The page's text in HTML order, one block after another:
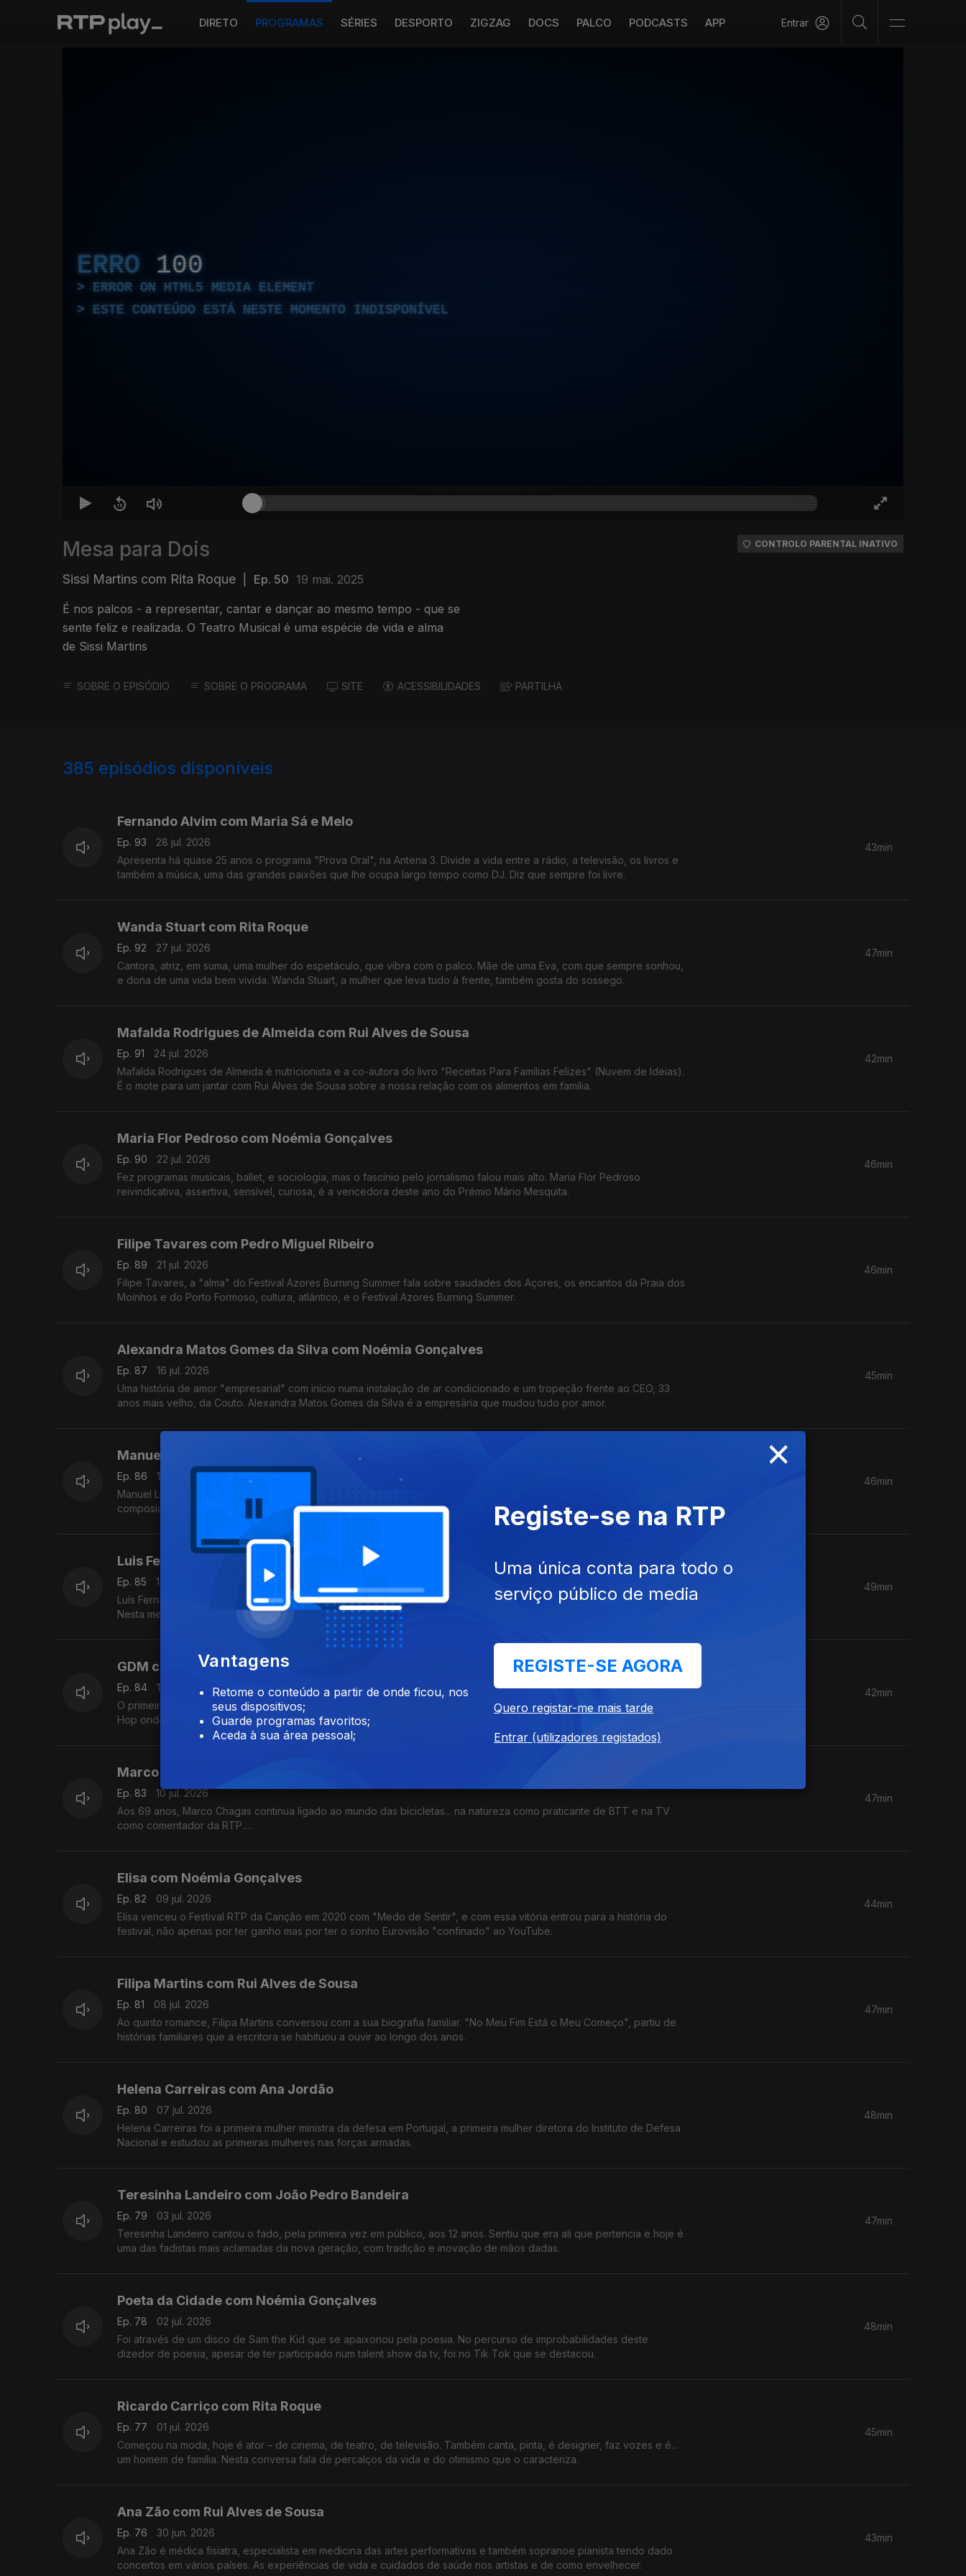
DIRETO PROGRAMAS SÉRIES DESPORTO ZIGZAG DOCS PALCO PODCASTS APP Entrar
ERRO 100
ERROR ON HTML5 MEDIA ELEMENT
ESTE CONTEÚDO ESTÁ NESTE MOMENTO INDISPONÍVEL
Mesa para Dois
Sissi Martins com Rita Roque Ep. 50 19 mai. 2025
É nos palcos - a representar, cantar e dançar ao mesmo tempo - que se
sente feliz e realizada. O Teatro Musical é uma espécie de vida e alma
de Sissi Martins
CONTROLO PARENTAL INATIVO
SOBRE O EPISÓDIO SOBRE O PROGRAMA SITE ACESSIBILIDADES PARTILHA
385 episódios disponíveis
Fernando Alvim com Maria Sá e Melo
Ep. 93
28 jul. 2026
Apresenta há quase 25 anos o programa "Prova Oral", na Antena 3. Divide a vida entre a rádio, a televisão, os livros e
também a música, uma das grandes paixões que lhe ocupa largo tempo como DJ. Diz que sempre foi livre.
43min
Wanda Stuart com Rita Roque
Ep. 92
27 jul. 2026
Cantora, atriz, em suma, uma mulher do espetáculo, que vibra com o palco. Mãe de uma Eva, com que sempre sonhou,
e dona de uma vida bem vivida. Wanda Stuart, a mulher que leva tudo à frente, também gosta do sossego.
47min
Mafalda Rodrigues de Almeida com Rui Alves de Sousa
Ep. 91
24 jul. 2026
Mafalda Rodrigues de Almeida é nutricionista e a co-autora do livro "Receitas Para Famílias Felizes" (Nuvem de Ideias).
É o mote para um jantar com Rui Alves de Sousa sobre a nossa relação com os alimentos em família.
42min
Maria Flor Pedroso com Noémia Gonçalves
Ep. 90
22 jul. 2026
Fez programas musicais, ballet, e sociologia, mas o fascínio pelo jornalismo falou mais alto. Maria Flor Pedroso
reivindicativa, assertiva, sensível, curiosa, é a vencedora deste ano do Prémio Mário Mesquita.
46min
Filipe Tavares com Pedro Miguel Ribeiro
Ep. 89
21 jul. 2026
Filipe Tavares, a "alma" do Festival Azores Burning Summer fala sobre saudades dos Açores, os encantos da Praia dos
Moínhos e do Porto Formoso, cultura, atlântico, e o Festival Azores Burning Summer.
46min
Alexandra Matos Gomes da Silva com Noémia Gonçalves
Ep. 87
16 jul. 2026
Uma história de amor "empresarial" com início numa instalação de ar condicionado e um tropeção frente ao CEO, 33
anos mais velho, da Couto. Alexandra Matos Gomes da Silva é a empresária que mudou tudo por amor.
45min
Manuel Linhares com Diamantino José
Ep. 86
15 jul. 2026
Manuel Linhares é um cantor de jazz português que vive entre Nova Iorque e o Porto, dedicando-se à performance, à
composição e ao ensino. Trabalhou e estudou com grandes músicos internacionais.
46min
Luis Fernandes com Edgar Canelas
Ep. 85
14 jul. 2026
Luís Fernandes, um dos seus fundadores da Associação Cultural d’Orfeu celebra connosco os 30 desta instituição.
Nesta mesa também se contam histórias de viagens por muitas e variadas artes.
49min
GDM com Fernanda Almeida
Ep. 84
13 jul. 2026
O primeiro contacto com a música foi na infância, na igreja evangélica, mas a juventude trouxe-lhe a paixão pelo Hip
Hop onde é conhecido pela alcunha GDM “Gangster do Mato”.
42min
Marco Chagas com Marco Ribeiro
Ep. 83
10 jul. 2026
Aos 69 anos, Marco Chagas continua ligado ao mundo das bicicletas... na natureza como praticante de BTT e na TV
como comentador da RTP.
47min
Elisa com Noémia Gonçalves
Ep. 82
09 jul. 2026
Elisa venceu o Festival RTP da Canção em 2020 com "Medo de Sentir", e com essa vitória entrou para a história do
festival, não apenas por ter ganho mas por ter o sonho Eurovisão "confinado" ao YouTube.
44min
Filipa Martins com Rui Alves de Sousa
Ep. 81
08 jul. 2026
Ao quinto romance, Filipa Martins conversou com a sua biografia familiar. "No Meu Fim Está o Meu Começo", partiu de
histórias familiares que a escritora se habituou a ouvir ao longo dos anos.
47min
Helena Carreiras com Ana Jordão
Ep. 80
07 jul. 2026
Helena Carreiras foi a primeira mulher ministra da defesa em Portugal, a primeira mulher diretora do Instituto de Defesa
Nacional e estudou as primeiras mulheres nas forças armadas.
48min
Teresinha Landeiro com João Pedro Bandeira
Ep. 79
03 jul. 2026
Teresinha Landeiro cantou o fado, pela primeira vez em público, aos 12 anos. Sentiu que era ali que pertencia e hoje é
uma das fadistas mais aclamadas da nova geração, com tradição e inovação de mãos dadas.
47min
Poeta da Cidade com Noémia Gonçalves
Ep. 78
02 jul. 2026
Foi através de um disco de Sam the Kid que se apaixonou pela poesia. No percurso de improbabilidades deste
dizedor de poesia, apesar de ter participado num talent show da tv, foi no Tik Tok que se destacou.
48min
Ricardo Carriço com Rita Roque
Ep. 77
01 jul. 2026
Começou na moda, hoje é ator – de cinema, de teatro, de televisão. Também canta, pinta, é designer, faz vozes e é...
um homem de família. Nesta conversa fala de percalços da vida e do otimismo que o caracteriza.
45min
Ana Zão com Rui Alves de Sousa
Ep. 76
30 jun. 2026
Ana Zão é médica fisiatra, especialista em medicina das artes performativas e também sopranoe pianista tendo dado
concertos em vários países. As experiências de vida e cuidados de saúde nos artistas e de como envelhecer.
43min
×
Vantagens
Retome o conteúdo a partir de onde ficou, nos
seus dispositivos;
Guarde programas favoritos;
Aceda à sua área pessoal;
Registe-se na RTP
Uma única conta para todo o
serviço público de media
REGISTE-SE AGORA
Quero registar-me mais tarde
Entrar (utilizadores registados)